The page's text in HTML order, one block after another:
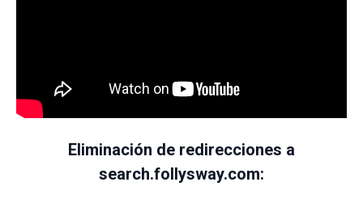
Eliminación de redirecciones a
search.follysway.com: